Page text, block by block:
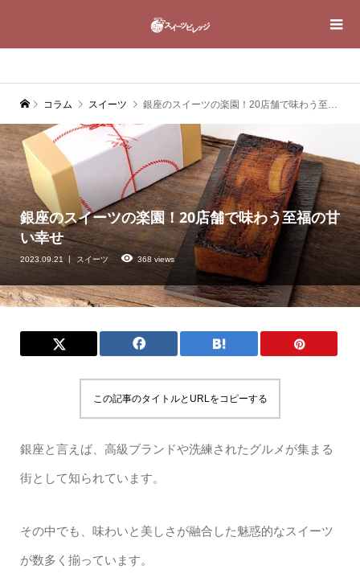
コラム スイーツ 銀座のスイーツの楽園！20店舗で味わう至福の甘い幸せ
銀座のスイーツの楽園！20店舗で味わう至福の甘
い幸せ
2023.09.21 スイーツ 368 views
この記事のタイトルとURLをコピーする
銀座と言えば、高級ブランドや洗練されたグルメが集まる
街として知られています。
その中でも、味わいと美しさが融合した魅惑的なスイーツ
が数多く揃っています。